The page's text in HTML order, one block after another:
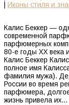
Иконы стиля и
Калис Беккер —
современной
парфюмерных
80-е годы XX века
Калис Беккер
полное имя
фамилия мужа).
России во время
парфюмера,
жизнь привела их…